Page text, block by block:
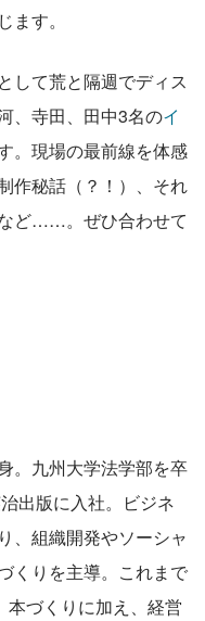
す。
して荒と隔週でディス
、寺田、田中3名のイ
。現場の最前線を体感
作秘話（？！）、それ
ど……。ぜひ合わせて
。九州大学法学部を卒
出版に入社。ビジネ
、組織開発やソーシャ
くりを主導。これまで
本づくりに加え、経営